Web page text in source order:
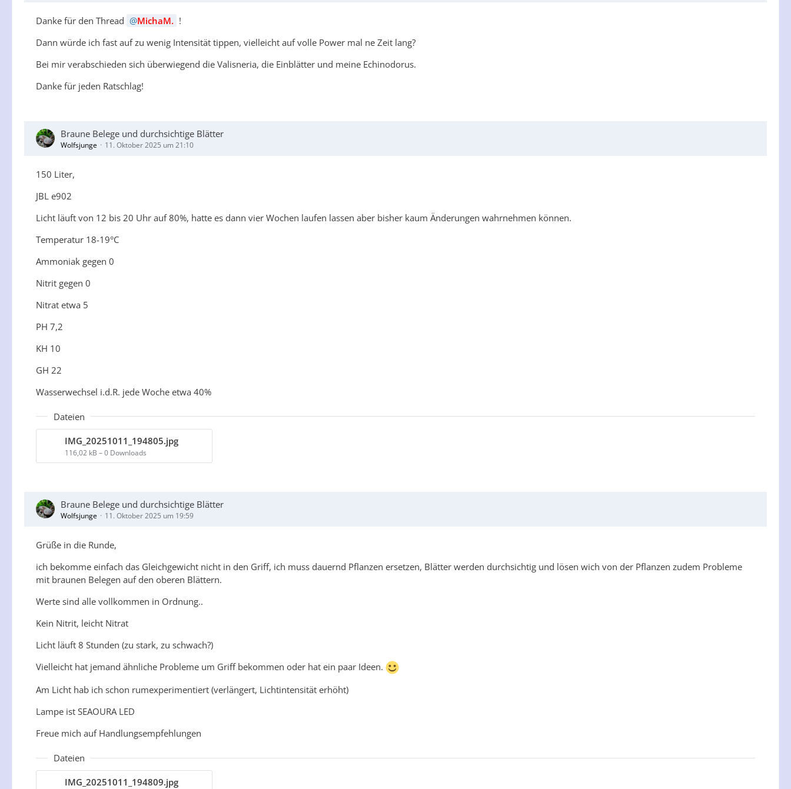
Danke für den Thread MichaM. !
Dann würde ich fast auf zu wenig Intensität tippen, vielleicht auf volle Power mal ne Zeit lang?
Bei mir verabschieden sich überwiegend die Valisneria, die Einblätter und meine Echinodorus.
Danke für jeden Ratschlag!
Braune Belege und durchsichtige Blätter
Wolfsjunge 11. Oktober 2025 um 21:10
150 Liter,
JBL e902
Licht läuft von 12 bis 20 Uhr auf 80%, hatte es dann vier Wochen laufen lassen aber bisher kaum Änderungen wahrnehmen können.
Temperatur 18-19°C
Ammoniak gegen 0
Nitrit gegen 0
Nitrat etwa 5
PH 7,2
KH 10
GH 22
Wasserwechsel i.d.R. jede Woche etwa 40%
Dateien
IMG_20251011_194805.jpg
116,02 kB – 0 Downloads
Braune Belege und durchsichtige Blätter
Wolfsjunge 11. Oktober 2025 um 19:59
Grüße in die Runde,
ich bekomme einfach das Gleichgewicht nicht in den Griff, ich muss dauernd Pflanzen ersetzen, Blätter werden durchsichtig und lösen wich von der Pflanzen zudem Probleme
mit braunen Belegen auf den oberen Blättern.
Werte sind alle vollkommen in Ordnung..
Kein Nitrit, leicht Nitrat
Licht läuft 8 Stunden (zu stark, zu schwach?)
Vielleicht hat jemand ähnliche Probleme um Griff bekommen oder hat ein paar Ideen.
Am Licht hab ich schon rumexperimentiert (verlängert, Lichtintensität erhöht)
Lampe ist SEAOURA LED
Freue mich auf Handlungsempfehlungen
Dateien
IMG_20251011_194809.jpg